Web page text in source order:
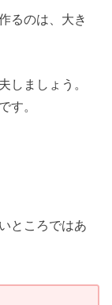
るのは、大き
しましょう。
す。
ところではあ